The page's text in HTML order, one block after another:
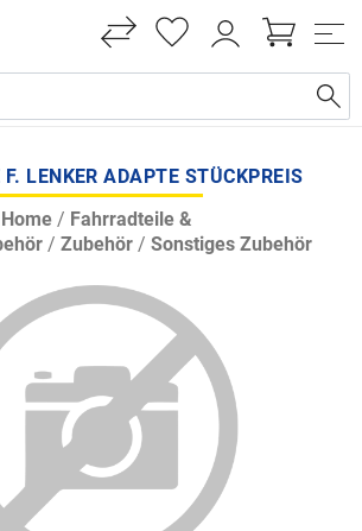
LENKER ADAPTE STÜCKPREIS
Home/ Fahrradteile &
/ Zubehör / Sonstiges Zubehör